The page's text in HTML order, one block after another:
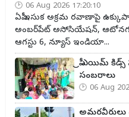
06 Aug 2026 17:20:10
ఏపీ ఇసుక అక్రమ రవాణాపై
అంబర్‌పేట్ అసోసియేషన్, ఆటోనగర్
ఆగస్టు 6, న్యూస్ ఇండియా...
ప్రీ ఎయిమ్
సంబరాలు
06 Aug
అమరవీరులు